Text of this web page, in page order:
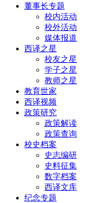
董事长专题
校内活动
校外活动
媒体报道
西译之星
校友之星
学子之星
教师之星
教育世家
西译视频
政策研究
政策解读
政策查询
校史档案
史志编研
史料征集
数字档案
西译文库
纪念专题